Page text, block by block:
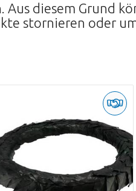
diesem Grund
stornieren oder